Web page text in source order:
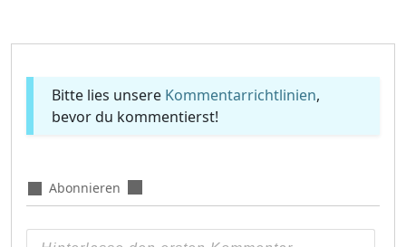
Bitte lies unsere Kommentarrichtlinien,
bevor du kommentierst!
Abonnieren